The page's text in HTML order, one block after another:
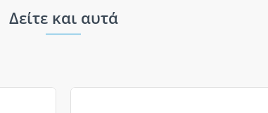
Δείτε και αυτά